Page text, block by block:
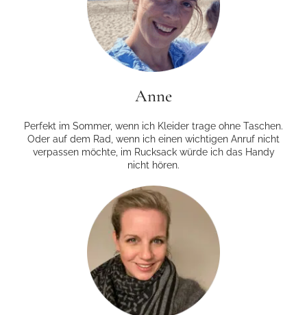
Anne
Perfekt im Sommer, wenn ich Kleider trage ohne Taschen.
Oder auf dem Rad, wenn ich einen wichtigen Anruf nicht
verpassen möchte, im Rucksack würde ich das Handy
nicht hören.